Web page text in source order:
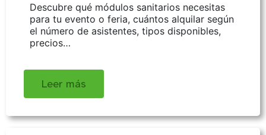
Descubre qué módulos sanitarios necesitas
para tu evento o feria, cuántos alquilar según
el número de asistentes, tipos disponibles,
precios…
Leer más